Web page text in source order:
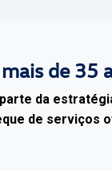
de 35
da
de serviços